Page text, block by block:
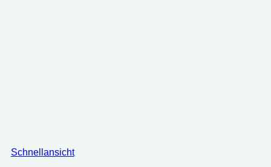
Schnellansicht